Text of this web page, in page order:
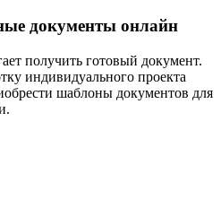
документы онлайн
получить готовый документ.
индивидуального проекта
шаблоны документов для